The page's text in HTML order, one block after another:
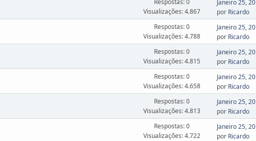
Visualizações: 4.867
Janeiro 25,
por Ricardo
Respostas: 0
Visualizações: 4.788
Janeiro 25,
por Ricardo
Respostas: 0
Visualizações: 4.815
Janeiro 25,
por Ricardo
Respostas: 0
Visualizações: 4.658
Janeiro 25,
por Ricardo
Respostas: 0
Visualizações: 4.813
Janeiro 25,
por Ricardo
Respostas: 0
Visualizações: 4.722
Janeiro 25,
por Ricardo